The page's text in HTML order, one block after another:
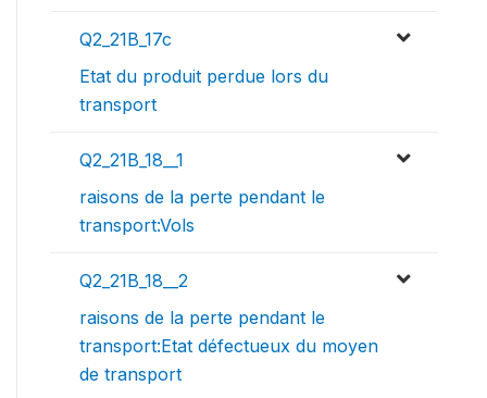
Q2_21B_17c
Etat du produit perdue lors du
transport
Q2_21B_18__1
raisons de la perte pendant le
transport:Vols
Q2_21B_18__2
raisons de la perte pendant le
transport:Etat défectueux du moyen
de transport